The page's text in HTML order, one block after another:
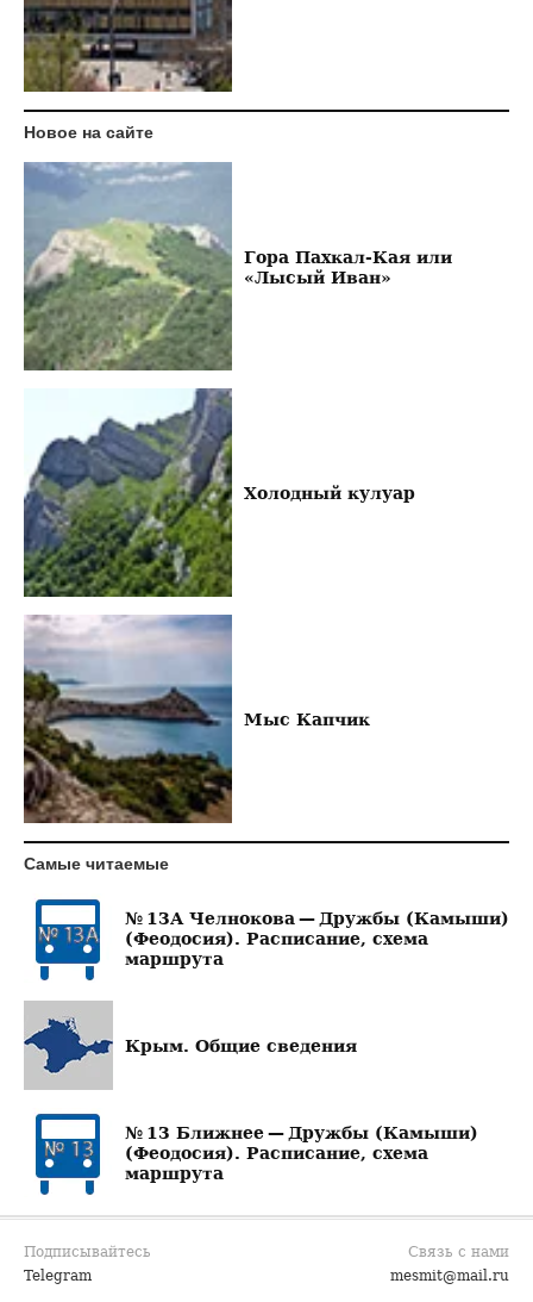
Новое на сайте
Гора Пахкал-Кая или
«Лысый Иван»
Холодный кулуар
Мыс Капчик
Самые читаемые
№ 13А Челнокова — Дружбы (Камыши)
(Феодосия). Расписание, схема
маршрута
Крым. Общие сведения
№ 13 Ближнее — Дружбы (Камыши)
(Феодосия). Расписание, схема
маршрута
Подписывайтесь
Telegram
Связь с нами
mesmit@mail.ru